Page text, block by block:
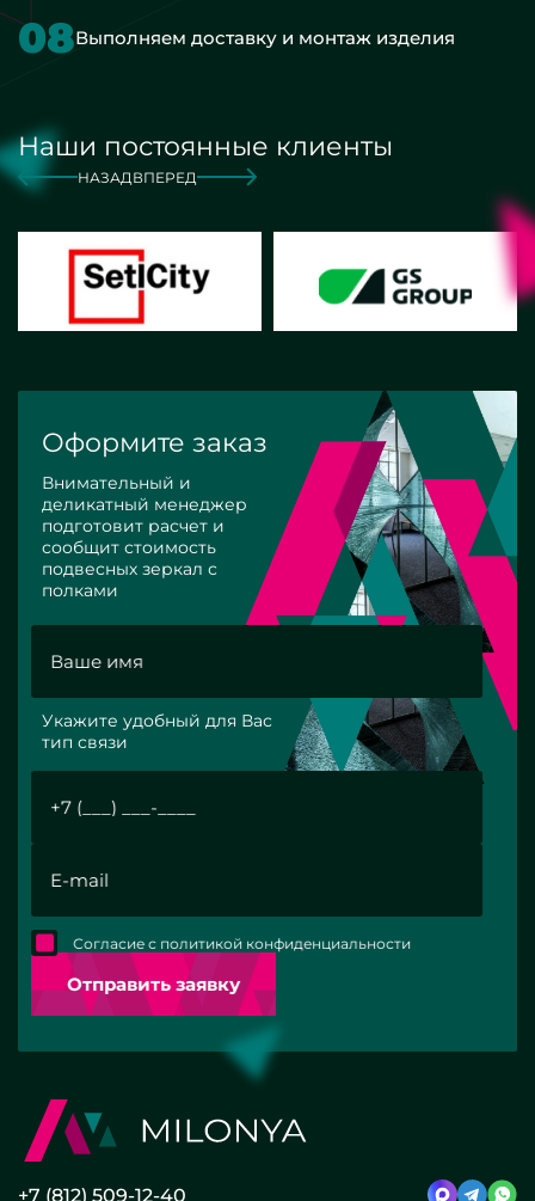
08Выполняем доставку и монтаж изделия
Наши постоянные клиенты
НАЗАД ВПЕРЕД
Оформите заказ
Внимательный и
деликатный менеджер
подготовит расчет и
сообщит стоимость
подвесных зеркал с
полками
Укажите удобный для Вас
тип связи
Отправить заявку
Согласие с политикой конфиденциальности
+7 (812) 509-12-40